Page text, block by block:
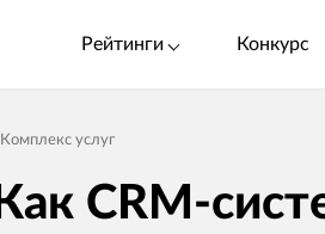
Рейтинги Конкурс
Комплекс услуг
Как CRM-